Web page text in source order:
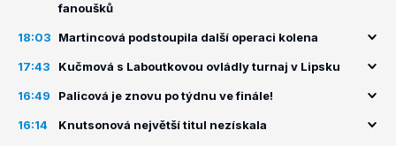
fanoušků
18:03 Martincová podstoupila další operaci kolena
17:43 Kučmová s Laboutkovou ovládly turnaj v Lipsku
16:49 Palicová je znovu po týdnu ve finále!
16:14 Knutsonová největší titul nezískala